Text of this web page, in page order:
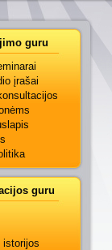
guru
įrašai
guru
istorijos